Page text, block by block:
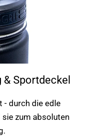
& Sportdeckel
- durch die edle
sie zum absoluten